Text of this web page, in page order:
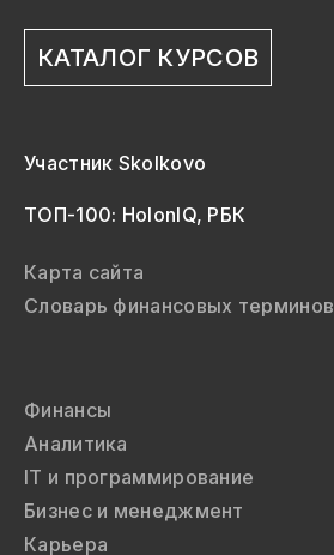
КАТАЛОГ КУРСОВ
Участник Skolkovo
ТОП-100: HolonIQ, РБК
Карта сайта
Словарь финансовых терминов
Финансы
Аналитика
IT и программирование
Бизнес и менеджмент
Карьера